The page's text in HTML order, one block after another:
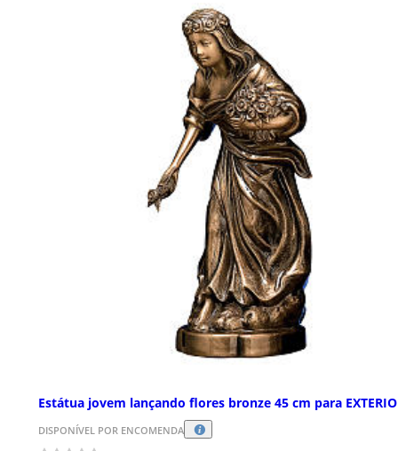
Estátua jovem lançando flores bronze 45 cm para
DISPONÍVEL POR ENCOMENDA